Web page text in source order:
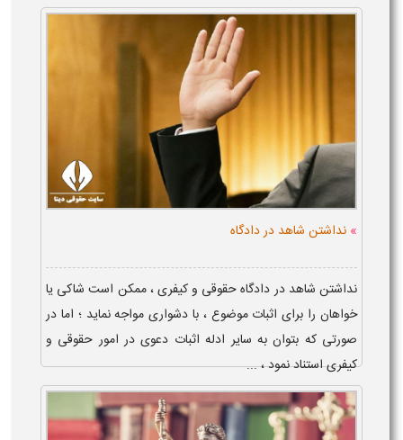
» نداشتن شاهد در دادگاه
نداشتن شاهد در دادگاه حقوقی و کیفری ، ممکن است شاکی یا
خواهان را برای اثبات موضوع ، با دشواری مواجه نماید ؛ اما در
صورتی که بتوان به سایر ادله اثبات دعوی در امور حقوقی و
کیفری استناد نمود ، ...